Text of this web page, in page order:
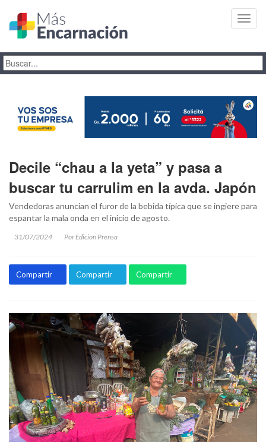
Decile “chau a la yeta” y pasa a
buscar tu carrulim en la avda. Japón
Vendedoras anuncian el furor de la bebida típica que se ingiere para
espantar la mala onda en el inicio de agosto.
31/07/2024 Por Edicion Prensa
Compartir Compartir Compartir